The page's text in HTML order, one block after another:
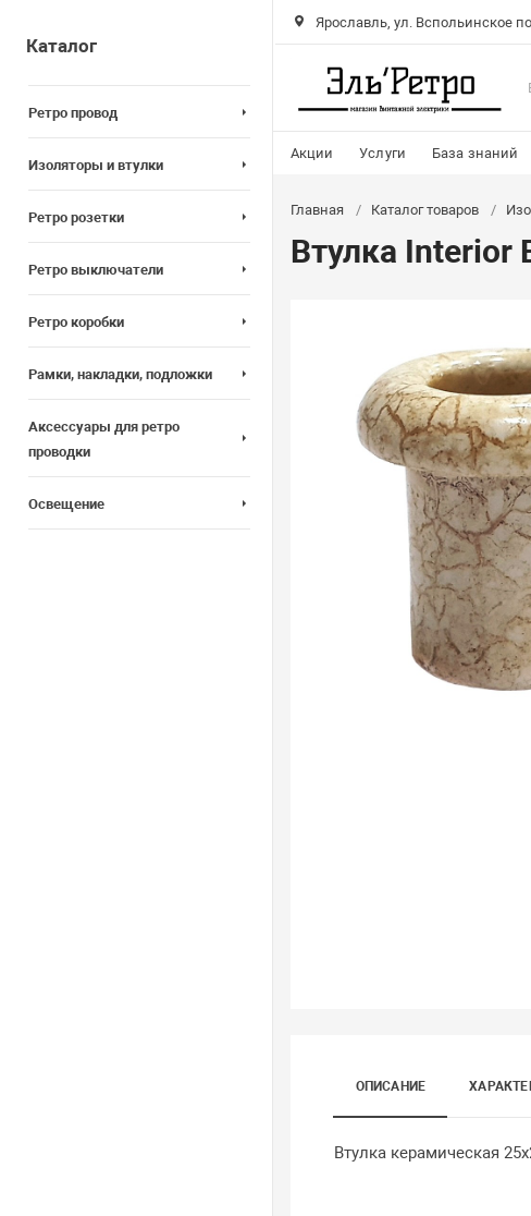
Ярославль, ул. Вспольинское
Акции Услуги База знаний
Каталог
Ретро провод
Изоляторы и втулки
Ретро розетки
Ретро выключатели
Ретро коробки
Рамки, накладки, подложки
Аксессуары для ретро
проводки
Освещение
Главная Каталог товаров
Втулка Interior
ОПИСАНИЕ
Втулка керамическая